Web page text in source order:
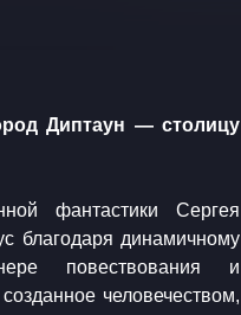
Диптаун — столицу
фантастики Сергея
благодаря динамичному
повествования и
человечеством,